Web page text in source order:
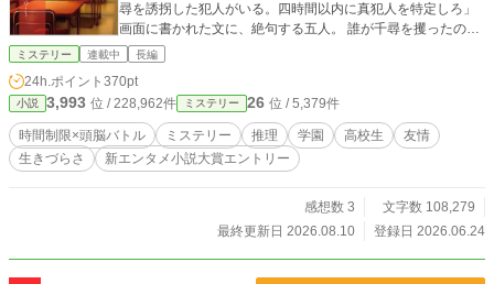
尋を誘拐した犯人がいる。四時間以内に真犯人を特定しろ」
画面に書かれた文に、絶句する五人。 誰が千尋を攫ったの
か？ さらにタブレットには過酷なルールが映し出される。
アすれば、全員と千尋が解放される。 ただし、問題に参加す
れば一問参加するごとに、一時間分の寿命が削られる。 答え
なければ寿命は削られない。 みんなの余命は四時間。 四時間
以内にゲームを全員の同意によりゲームを棄権すれば、今す
ぐ解放されるが千尋は死ぬ」 混乱する五人は、自分たちの命
しまうのか？ 千尋は助かるのか？ 全員の命は？ 問題に答
ミステリー 連載中 長編
24h.ポイント 370pt
小説 3,993 位 / 228,962件 ミステリー 26 位 / 5,379件
時間制限×頭脳バトル ミステリー 推理 学園 高校生
友情
生きづらさ
新エンタメ小説大賞エントリー
感想数 3
文字数 108,279
最終更新日 2026.08.10
登録日 2026.06.24